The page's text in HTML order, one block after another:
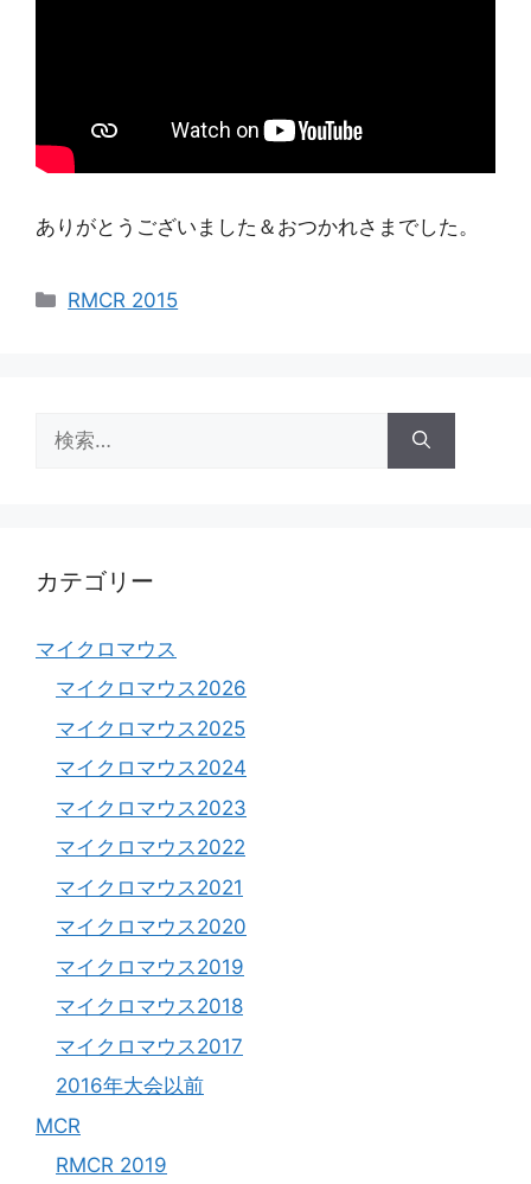
ありがとうございました＆おつかれさまでした。
カ
RMCR 2015
索:
カテゴリー
マイクロマウス
マイクロマウス2026
マイクロマウス2025
マイクロマウス2024
マイクロマウス2023
マイクロマウス2022
マイクロマウス2021
マイクロマウス2020
マイクロマウス2019
マイクロマウス2018
マイクロマウス2017
2016年大会以前
MCR
RMCR 2019